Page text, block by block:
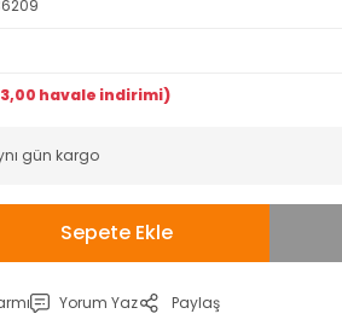
havale indirimi)
gün kargo
Sepete Ekle
Yorum Yaz Paylaş